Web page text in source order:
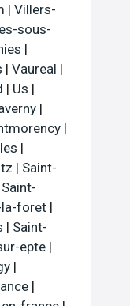
| Villers-
sous-
|
| Vaureal |
| Us |
|
|
|
| Saint-
Saint-
la-foret |
| Saint-
epte |
|
|